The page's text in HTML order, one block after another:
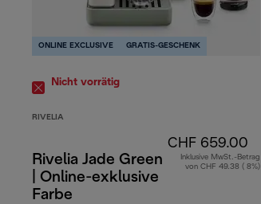
ONLINE EXCLUSIVE GRATIS-GESCHENK
Nicht vorrätig
RIVELIA
Rivelia Jade Green
| Online-exklusive
Farbe
CHF 659.00
Inklusive MwSt.-Betrag
von CHF 49.38 ( 8%)